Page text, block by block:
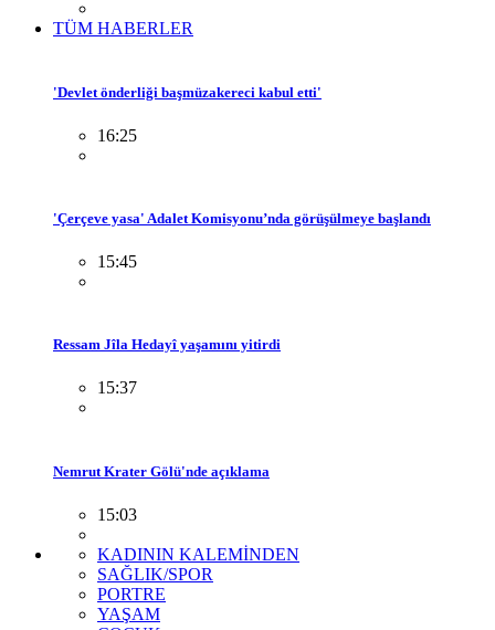
TÜM HABERLER
'Devlet önderliği başmüzakereci kabul etti'
16:25
'Çerçeve yasa' Adalet Komisyonu’nda görüşülmeye başlandı
15:45
Ressam Jîla Hedayî yaşamını yitirdi
15:37
Nemrut Krater Gölü'nde açıklama
15:03
KADININ KALEMİNDEN
SAĞLIK/SPOR
PORTRE
YAŞAM